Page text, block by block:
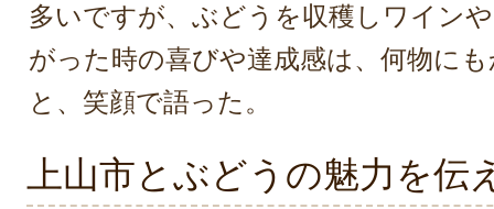
多いですが、ぶどうを収穫しワイン
がった時の喜びや達成感は、何物に
と、笑顔で語った。
上山市とぶどうの魅力を伝